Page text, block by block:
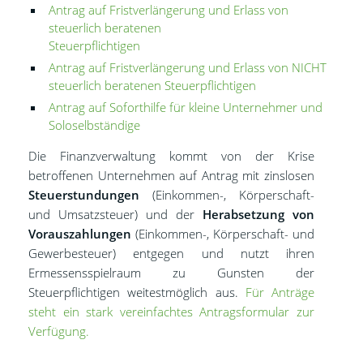
Antrag auf Fristverlängerung und Erlass von
steuerlich beratenen
Steuerpflichtigen
Antrag auf Fristverlängerung und Erlass von NICHT
steuerlich beratenen Steuerpflichtigen
Antrag auf Soforthilfe für kleine Unternehmer und
Soloselbständige
Die Finanzverwaltung kommt von der Krise
betroffenen Unternehmen auf Antrag mit zinslosen
Steuerstundungen (Einkommen-, Körperschaft-
und Umsatzsteuer) und der Herabsetzung von
Vorauszahlungen (Einkommen-, Körperschaft- und
Gewerbesteuer) entgegen und nutzt ihren
Ermessensspielraum zu Gunsten der
Steuerpflichtigen weitestmöglich aus. Für Anträge
steht ein stark vereinfachtes Antragsformular zur
Verfügung.